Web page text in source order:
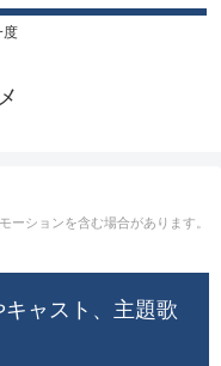
度
ーションを含む場合があります。
ャスト、主題歌